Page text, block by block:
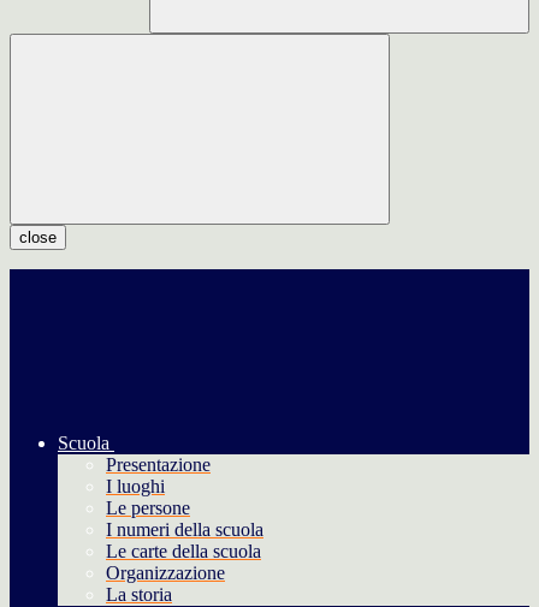
close
Scuola
Presentazione
I luoghi
Le persone
I numeri della scuola
Le carte della scuola
Organizzazione
La storia